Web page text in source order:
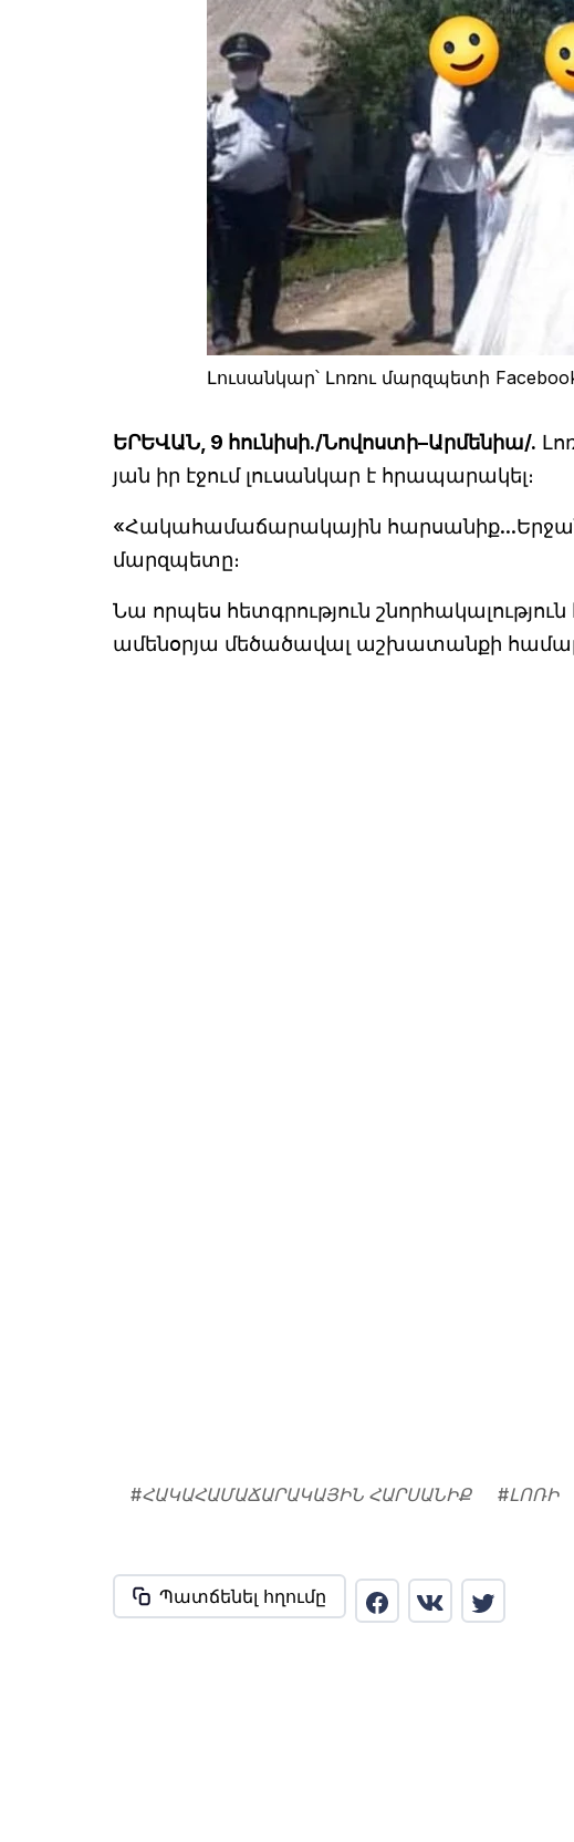
Լուսանկար՝ Լոռու մարզպետի
ԵՐԵՎԱՆ, 9 հունիսի./Նովոստի–Արմենիա/.
յան իր էջում լուսանկար է հրապարակել։
«Հակահամաճարակային
մարզպետը։
Նա որպես հետգրություն
ամենօրյա մեծածավալ աշխատանքի
#ՀԱԿԱՀԱՄԱՃԱՐԱԿԱՅԻՆ ՀԱՐՍԱՆԻՔ #ԼՈՌԻ
Պատճենել հղումը